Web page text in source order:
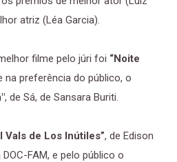
atriz (Léa Garcia).
filme pelo júri foi “Noite
na preferência do público, o
, de Sá, de Sansara Buriti.
Vals de Los Inútiles”, de Edison
FAM, e pelo público o